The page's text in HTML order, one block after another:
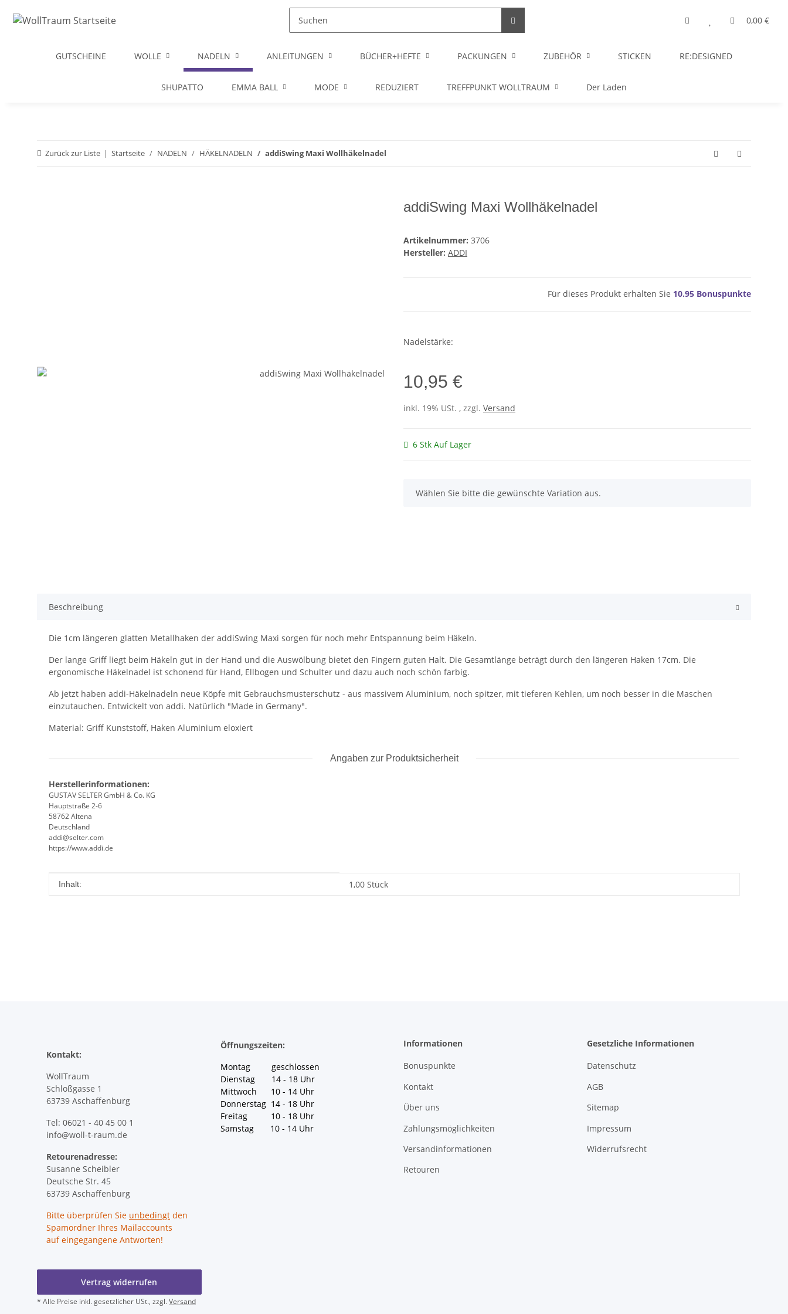
0,00 €
GUTSCHEINE WOLLE NADELN ANLEITUNGEN BÜCHER+HEFTE PACKUNGEN ZUBEHÖR STICKEN RE:DESIGNED
SHUPATTO EMMA BALL MODE REDUZIERT TREFFPUNKT WOLLTRAUM Der Laden
Zurück zur Liste Startseite NADELN HÄKELNADELN addiSwing Maxi Wollhäkelnadel
addiSwing Maxi Wollhäkelnadel
Artikelnummer: 3706
Hersteller: ADDI
Für dieses Produkt erhalten Sie 10.95 Bonuspunkte
Nadelstärke:
10,95 €
inkl. 19% USt. , zzgl. Versand
6 Stk Auf Lager
x
Wählen Sie bitte die gewünschte Variation aus.
Beschreibung
Die 1cm längeren glatten Metallhaken der addiSwing Maxi sorgen für noch mehr Entspannung beim Häkeln.
Der lange Griff liegt beim Häkeln gut in der Hand und die Auswölbung bietet den Fingern guten Halt. Die Gesamtlänge beträgt durch den längeren Haken 17cm. Die
ergonomische Häkelnadel ist schonend für Hand, Ellbogen und Schulter und dazu auch noch schön farbig.
Ab jetzt haben addi-Häkelnadeln neue Köpfe mit Gebrauchsmusterschutz - aus massivem Aluminium, noch spitzer, mit tieferen Kehlen, um noch besser in die Maschen
einzutauchen. Entwickelt von addi. Natürlich "Made in Germany".
Material: Griff Kunststoff, Haken Aluminium eloxiert
Angaben zur Produktsicherheit
Herstellerinformationen:
GUSTAV SELTER GmbH & Co. KG
Hauptstraße 2-6
58762 Altena
Deutschland
addi@selter.com
https://www.addi.de
Produkteigenschaft
Wert
Inhalt: 1,00 Stück
Kontakt:
WollTraum
Schloßgasse 1
63739 Aschaffenburg
Tel: 06021 - 40 45 00 1
info@woll-t-raum.de
Retourenadresse:
Susanne Scheibler
Deutsche Str. 45
63739 Aschaffenburg
Bitte überprüfen Sie unbedingt den
Spamordner Ihres Mailaccounts
auf eingegangene Antworten!
Öffnungszeiten:
Montag geschlossen
Dienstag 14 - 18 Uhr
Mittwoch 10 - 14 Uhr
Donnerstag 14 - 18 Uhr
Freitag 10 - 18 Uhr
Samstag 10 - 14 Uhr
Informationen
Bonuspunkte
Kontakt
Über uns
Zahlungsmöglichkeiten
Versandinformationen
Retouren
Gesetzliche Informationen
Datenschutz
AGB
Sitemap
Impressum
Widerrufsrecht
Vertrag widerrufen
* Alle Preise inkl. gesetzlicher USt., zzgl.Versand